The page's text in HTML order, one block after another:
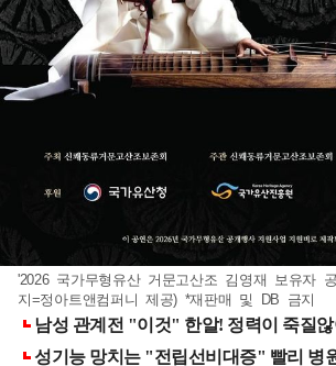
'2026 국가무형유산 거문고산조 김영재 보유자
지=정아트앤컴퍼니 제공) *재판매 및 DB 금지